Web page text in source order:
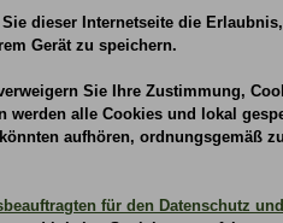
Service
in
dieser Internetseite die Erlaubnis,
Gerät zu speichern.
Sie Ihre Zustimmung,
werden alle Cookies und lokal
aufhören, ordnungsgemäß zu
für den Datenschutz